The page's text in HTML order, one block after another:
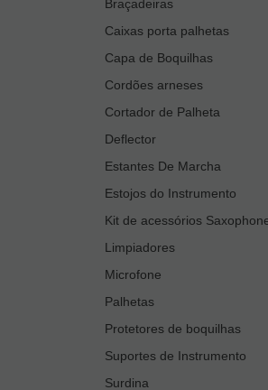
Braçadeiras
Caixas porta palhetas
Capa de Boquilhas
Cordões arneses
Cortador de Palheta
Deflector
Estantes De Marcha
Estojos do Instrumento
Kit de acessórios
Limpiadores
Microfone
Palhetas
Protetores de boquilhas
Suportes de Instrumento
Surdina